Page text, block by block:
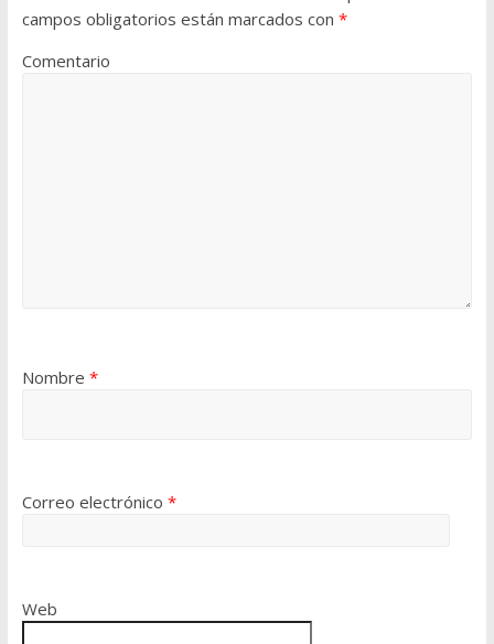
campos obligatorios están marcados con *
Comentario
Nombre *
Correo electrónico *
Web